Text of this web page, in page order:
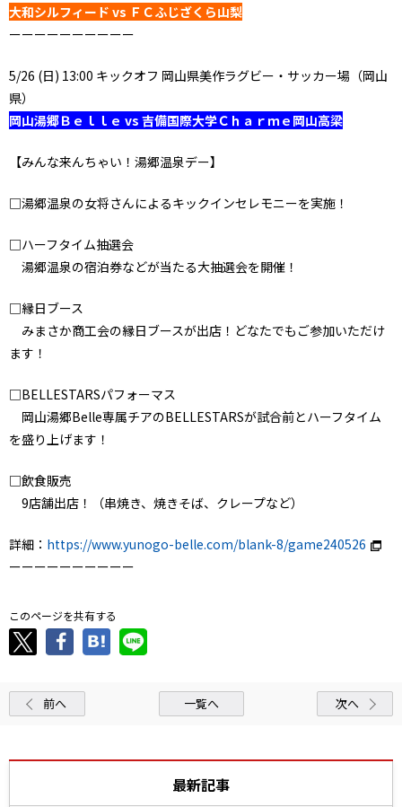
大和シルフィード vs ＦＣふじざくら山梨
ーーーーーーーーーー
5/26 (日) 13:00 キックオフ 岡山県美作ラグビー・サッカー場（岡山
県）
岡山湯郷Ｂｅｌｌｅ vs 吉備国際大学Ｃｈａｒｍｅ岡山高梁
【みんな来んちゃい！湯郷温泉デー】
□湯郷温泉の女将さんによるキックインセレモニーを実施！
□ハーフタイム抽選会
湯郷温泉の宿泊券などが当たる大抽選会を開催！
□縁日ブース
みまさか商工会の縁日ブースが出店！どなたでもご参加いただけ
ます！
□BELLESTARSパフォーマス
岡山湯郷Belle専属チアのBELLESTARSが試合前とハーフタイム
を盛り上げます！
□飲食販売
9店舗出店！（串焼き、焼きそば、クレープなど）
詳細： https://www.yunogo-belle.com/blank-8/game240526
ーーーーーーーーーー
このページを共有する
前へ 一覧へ 次へ
最新記事